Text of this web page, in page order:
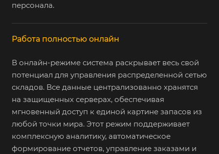
персонала.
Работа полностью онлайн
В онлайн-режиме система раскрывает весь свой
потенциал для управления распределенной сетью
складов. Все данные централизованно хранятся
на защищенных серверах, обеспечивая
мгновенный доступ к единой картине запасов из
любой точки мира. Этот режим поддерживает
комплексную аналитику, автоматическое
формирование отчетов, управление заказами и